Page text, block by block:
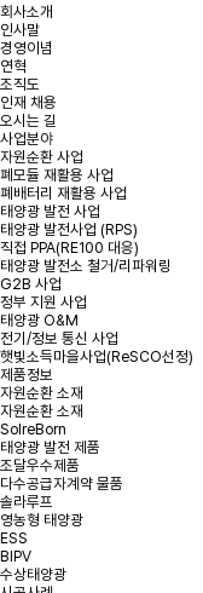
회사소개
인사말
경영이념
연혁
조직도
인재 채용
오시는 길
사업분야
자원순환 사업
폐모듈 재활용 사업
폐배터리 재활용 사업
태양광 발전 사업
태양광 발전사업 (RPS)
직접 PPA(RE100 대응)
태양광 발전소 철거/리파워링
G2B 사업
정부 지원 사업
태양광 O&M
전기/정보 통신 사업
햇빛소득마을사업(ReSCO선정)
제품정보
자원순환 소재
자원순환 소재
SolreBorn
태양광 발전 제품
조달우수제품
다수공급자계약 물품
솔라루프
영농형 태양광
ESS
BIPV
수상태양광